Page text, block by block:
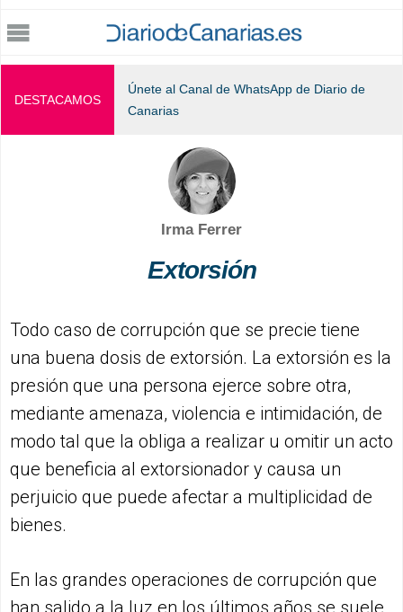
DESTACAMOS
Únete al Canal de WhatsApp de Diario de
Canarias
Irma Ferrer
Extorsión
Todo caso de corrupción que se precie tiene
una buena dosis de extorsión. La extorsión es la
presión que una persona ejerce sobre otra,
mediante amenaza, violencia e intimidación, de
modo tal que la obliga a realizar u omitir un acto
que beneficia al extorsionador y causa un
perjuicio que puede afectar a multiplicidad de
bienes.
En las grandes operaciones de corrupción que
han salido a la luz en los últimos años se suele